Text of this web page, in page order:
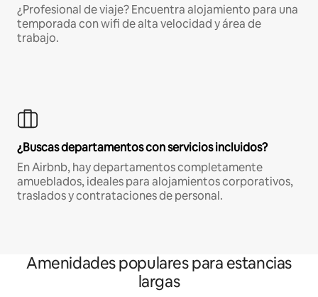
¿Profesional de viaje? Encuentra alojamiento para una
temporada con wifi de alta velocidad y área de
trabajo.
¿Buscas departamentos con servicios incluidos?
En Airbnb, hay departamentos completamente
amueblados, ideales para alojamientos corporativos,
traslados y contrataciones de personal.
Amenidades populares para estancias
largas